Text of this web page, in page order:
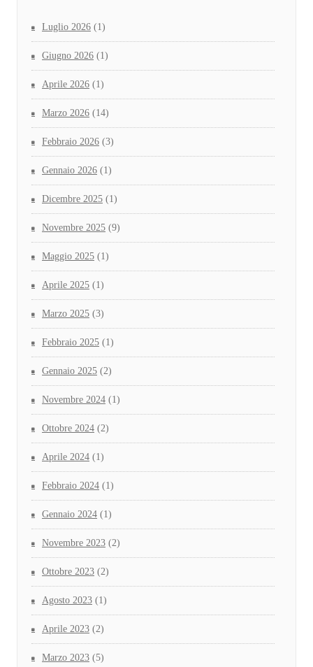
Luglio 2026 (1)
Giugno 2026 (1)
Aprile 2026 (1)
Marzo 2026 (14)
Febbraio 2026 (3)
Gennaio 2026 (1)
Dicembre 2025 (1)
Novembre 2025 (9)
Maggio 2025 (1)
Aprile 2025 (1)
Marzo 2025 (3)
Febbraio 2025 (1)
Gennaio 2025 (2)
Novembre 2024 (1)
Ottobre 2024 (2)
Aprile 2024 (1)
Febbraio 2024 (1)
Gennaio 2024 (1)
Novembre 2023 (2)
Ottobre 2023 (2)
Agosto 2023 (1)
Aprile 2023 (2)
Marzo 2023 (5)